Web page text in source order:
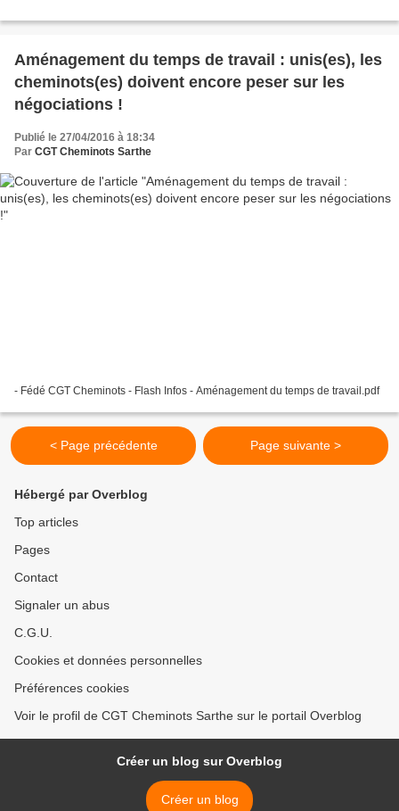
Aménagement du temps de travail : unis(es), les
cheminots(es) doivent encore peser sur les
négociations !
Publié le 27/04/2016 à 18:34
Par CGT Cheminots Sarthe
- Fédé CGT Cheminots - Flash Infos - Aménagement du temps de travail.pdf
< Page précédente Page suivante >
Hébergé par Overblog
Top articles
Pages
Contact
Signaler un abus
C.G.U.
Cookies et données personnelles
Préférences cookies
Voir le profil de CGT Cheminots Sarthe sur le portail Overblog
Créer un blog sur Overblog
Créer un blog